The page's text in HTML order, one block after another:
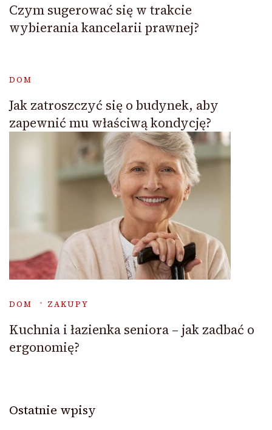
Czym sugerować się w trakcie
wybierania kancelarii prawnej?
DOM
Jak zatroszczyć się o budynek, aby
zapewnić mu właściwą kondycję?
DOM ZAKUPY
Kuchnia i łazienka seniora – jak zadbać o
ergonomię?
Ostatnie wpisy